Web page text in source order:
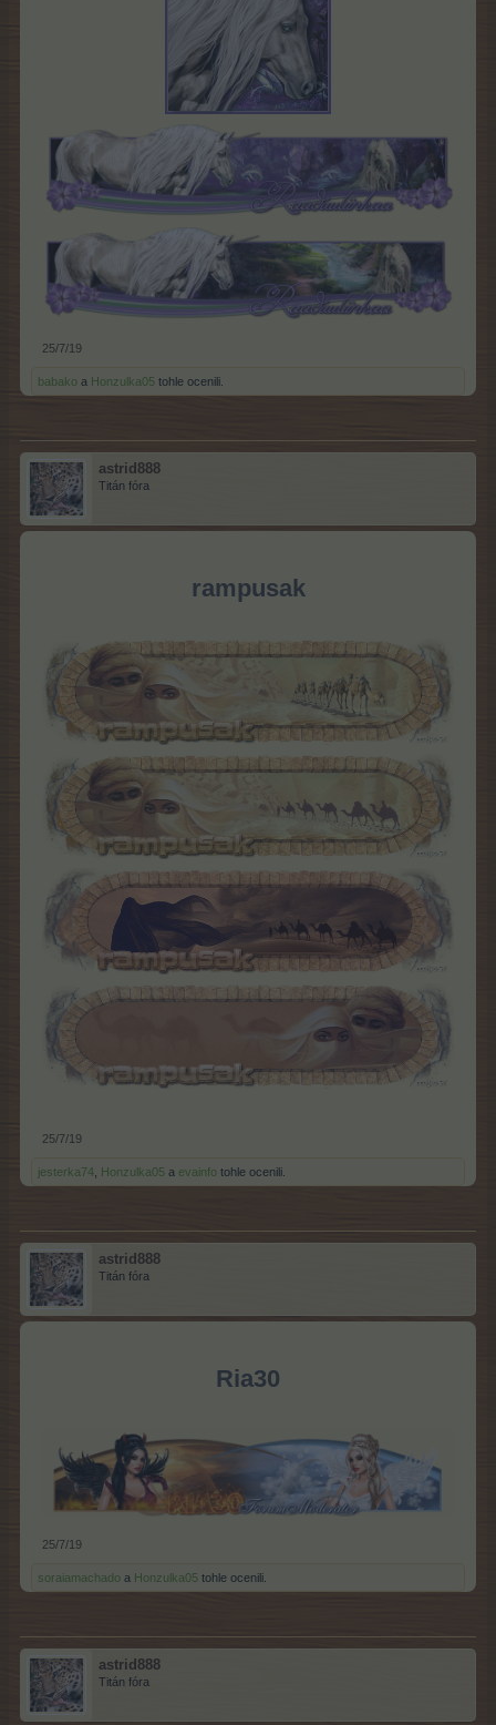
25/7/19
babako a Honzulka05 tohle ocenili.
astrid888
Titán fóra
rampusak
25/7/19
jesterka74, Honzulka05 a evainfo tohle ocenili.
astrid888
Titán fóra
Ria30
25/7/19
soraiamachado a Honzulka05 tohle ocenili.
astrid888
Titán fóra